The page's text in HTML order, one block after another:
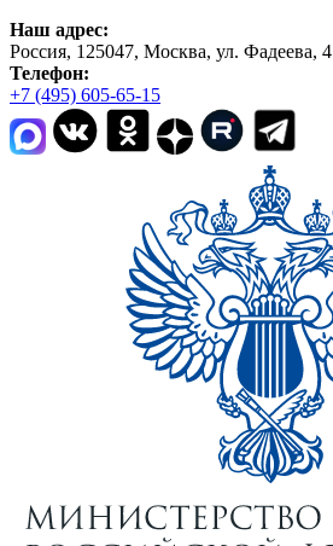
Наш адрес:
Россия, 125047, Москва, ул. Фадеева, 4
Телефон:
+7 (495) 605-65-15